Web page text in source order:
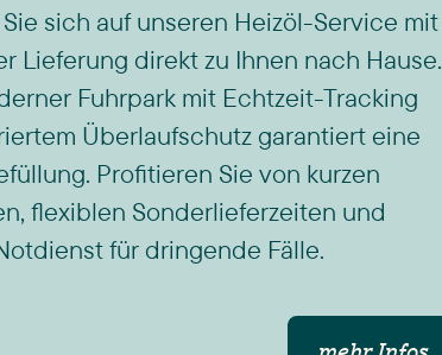
sich auf unseren Heizöl-Service mit
Lieferung direkt zu Ihnen nach Hause.
Fuhrpark mit Echtzeit-Tracking
Überlaufschutz garantiert eine
Profitieren Sie von kurzen
flexiblen Sonderlieferzeiten und
für dringende Fälle.